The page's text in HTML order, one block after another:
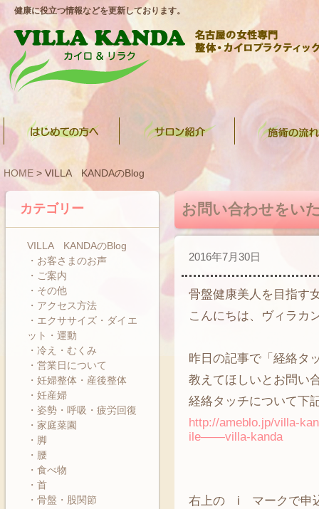
健康に役立つ情報などを更新しております。
HOME > VILLA KANDAのBlog
カテゴリー
VILLA KANDAのBlog
・お客さまのお声
・ご案内
・その他
・アクセス方法
・エクササイズ・ダイエ
ット・運動
・冷え・むくみ
・営業日について
・妊婦整体・産後整体
・妊産婦
・姿勢・呼吸・疲労回復
・家庭菜園
・脚
・腰
・食べ物
・首
・骨盤・股関節
お問い合わせをい
2016年7月30日
骨盤健康美人を目指す
こんにちは、ヴィラカ
昨日の記事で「経絡タ
教えてほしいとお問い
経絡タッチについて下
http://ameblo.jp/villa-
ile——villa-kanda
右上の i マークで申